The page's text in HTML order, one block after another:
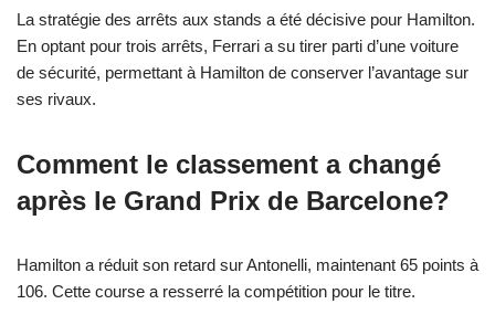
La stratégie des arrêts aux stands a été décisive pour Hamilton.
En optant pour trois arrêts, Ferrari a su tirer parti d’une voiture
de sécurité, permettant à Hamilton de conserver l’avantage sur
ses rivaux.
Comment le classement a changé
après le Grand Prix de Barcelone?
Hamilton a réduit son retard sur Antonelli, maintenant 65 points à
106. Cette course a resserré la compétition pour le titre.